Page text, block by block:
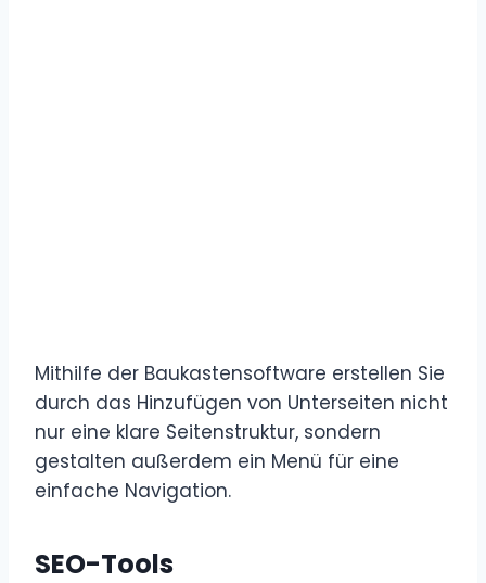
Mithilfe der Baukastensoftware erstellen Sie
durch das Hinzufügen von Unterseiten nicht
nur eine klare Seitenstruktur, sondern
gestalten außerdem ein Menü für eine
einfache Navigation.
SEO-Tools